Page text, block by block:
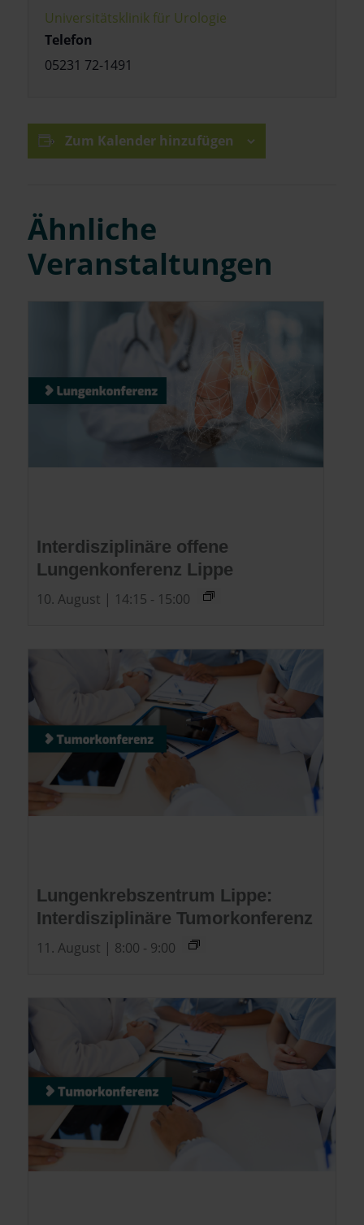
Universitätsklinik für Urologie
Telefon
05231 72-1491
Zum Kalender hinzufügen
Ähnliche
Veranstaltungen
Interdisziplinäre offene
Lungenkonferenz Lippe
10. August | 14:15 - 15:00
Lungenkrebszentrum Lippe:
Interdisziplinäre Tumorkonferenz
11. August | 8:00 - 9:00